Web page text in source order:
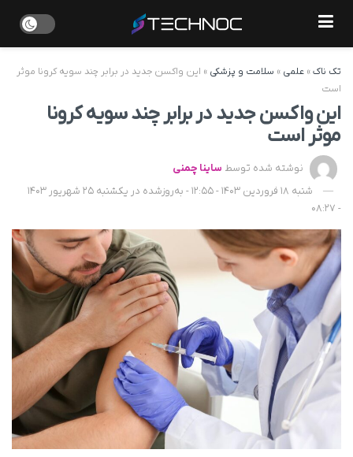
تک ناک» علمی » سلامت و پزشکی » این واکسن جدید در برابر چند سویه کرونا موثر
است
این واکسن جدید در برابر چند سویه کرونا
موثر است
نوشته شده توسط ساینا چمنی
شنبه 18 فروردین 1403 - 12:55 - به‌روزشده در یکشنبه 25 شهریور 1403
- 08:27